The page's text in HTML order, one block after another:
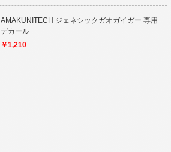
AMAKUNITECH ジェネシックガオガイガー 専用
デカール
￥1,210